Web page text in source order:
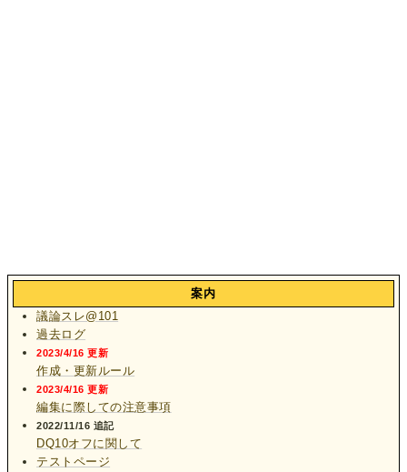
案内
議論スレ@101
過去ログ
2023/4/16 更新
作成・更新ルール
2023/4/16 更新
編集に際しての注意事項
2022/11/16 追記
DQ10オフに関して
テストページ